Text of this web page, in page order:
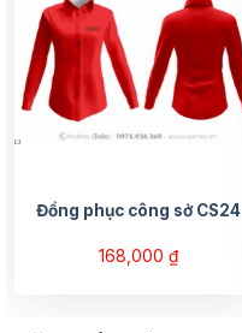
Đồng phục công sở CS24
168,000 ₫